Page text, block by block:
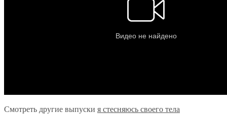
Смотреть другие выпуски я стесняюсь своего тела